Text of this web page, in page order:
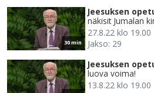
30 min
Jeesuksen
näkisit Jumalan
27.8.22 klo 19.00
Jakso: 29
Jeesuksen
luova voima!
13.8.22 klo 19.00